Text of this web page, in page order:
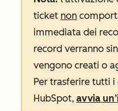
ticket non
immediata dei
record verranno
vengono creati o
Per trasferire tutti i
HubSpot, avvia